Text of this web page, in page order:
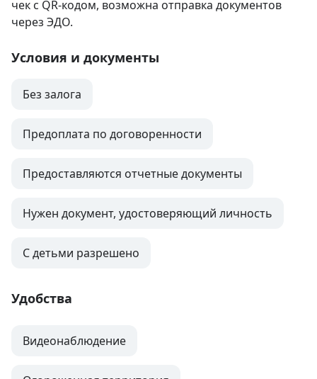
чек с QR-кодом, возможна отправка документов
через ЭДО.
Условия и документы
Без залога
Предоплата по договоренности
Предоставляются отчетные документы
Нужен документ, удостоверяющий личность
С детьми разрешено
Удобства
Видеонаблюдение